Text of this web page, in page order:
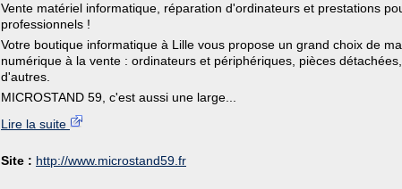
Vente matériel informatique, réparation d'ordinateurs et prestations
professionnels !
Votre boutique informatique à Lille vous propose un grand choix de
numérique à la vente : ordinateurs et périphériques, pièces
d'autres.
MICROSTAND 59, c'est aussi une large...
Lire la suite
Site : http://www.microstand59.fr